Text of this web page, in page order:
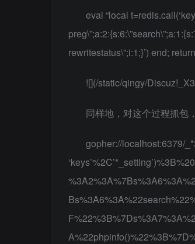
eval “local
rewritestatus\”;i:1;}’) end;
![](/static/qingy/
同样地，对这个过程抓包
gopher://localhost:6379/